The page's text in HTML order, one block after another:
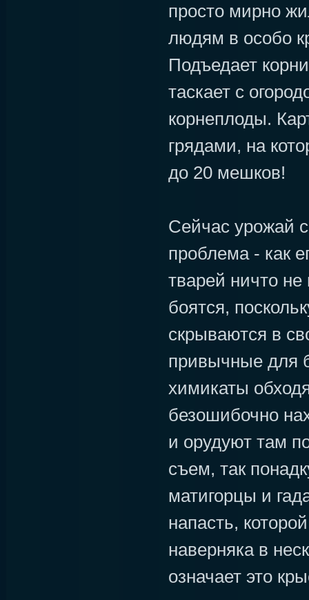
просто мирно
людям в особо
Подъедает
таскает с
корнеплоды.
грядами, на
до 20 мешков!
Сейчас урожай
проблема - как
тварей ничто не
боятся,
скрываются в
привычные для
химикаты
безошибочно
и орудуют там
съем, так
матигорцы и
напасть,
наверняка в
означает это